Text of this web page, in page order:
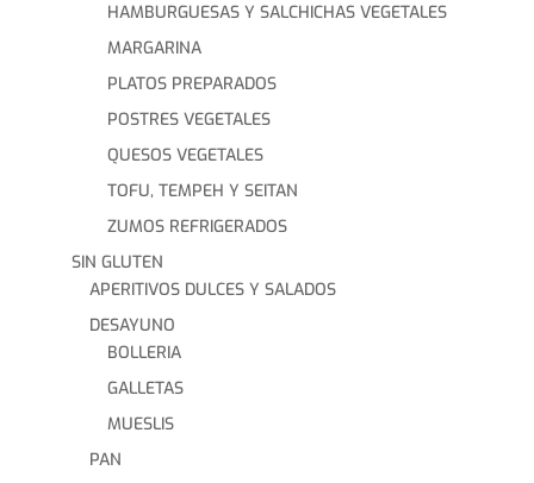
HAMBURGUESAS Y SALCHICHAS VEGETALES
MARGARINA
PLATOS PREPARADOS
POSTRES VEGETALES
QUESOS VEGETALES
TOFU, TEMPEH Y SEITAN
ZUMOS REFRIGERADOS
SIN GLUTEN
APERITIVOS DULCES Y SALADOS
DESAYUNO
BOLLERIA
GALLETAS
MUESLIS
PAN